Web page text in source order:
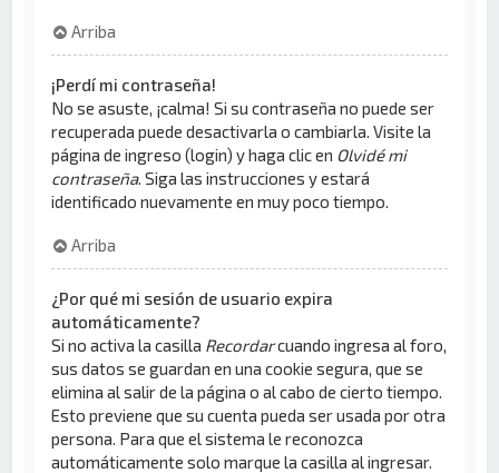
Arriba
¡Perdí mi contraseña!
No se asuste, ¡calma! Si su contraseña no puede ser
recuperada puede desactivarla o cambiarla. Visite la
página de ingreso (login) y haga clic en Olvidé mi
contraseña. Siga las instrucciones y estará
identificado nuevamente en muy poco tiempo.
Arriba
¿Por qué mi sesión de usuario expira
automáticamente?
Si no activa la casilla Recordarcuando ingresa al foro,
sus datos se guardan en una cookie segura, que se
elimina al salir de la página o al cabo de cierto tiempo.
Esto previene que su cuenta pueda ser usada por otra
persona. Para que el sistema le reconozca
automáticamente solo marque la casilla al ingresar.